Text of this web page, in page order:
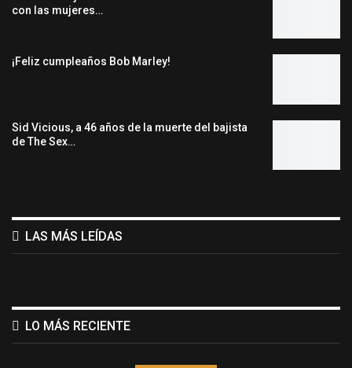
con las mujeres…
¡Feliz cumpleaños Bob Marley!
Sid Vicious, a 46 años de la muerte del bajista
de The Sex…
LAS MÁS LEÍDAS
LO MÁS RECIENTE